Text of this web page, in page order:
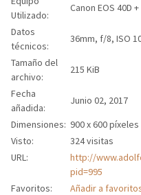
Utilizado:
Canon EOS 40D
Datos
técnicos:
36mm, f/8, ISO
Tamaño del
archivo:
215 KiB
Fecha
añadida:
Junio 02, 2017
Dimensiones: 900 x 600 píxeles
Visto:
324 visitas
URL:
http://
pid=995
Favoritos:
Añadir a